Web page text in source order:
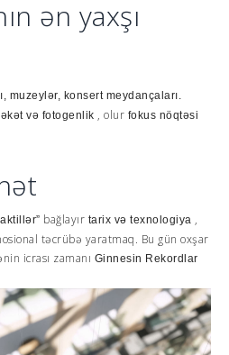
ən yaxşı
muzeylər, konsert meydançaları.
və fotogenlik , olur fokus nöqtəsi
bağlayır tarix və texnologiya ,
təcrübə yaratmaq. Bu gün oxşar
icrası zamanı Ginnesin Rekordlar